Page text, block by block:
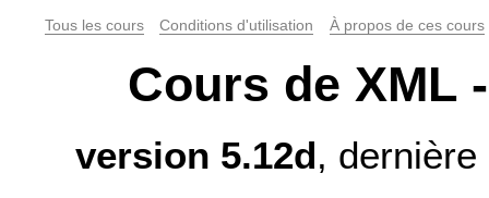
Tous les cours Conditions d'utilisation À propos de ces cours
Cours de XML
version 5.12d,